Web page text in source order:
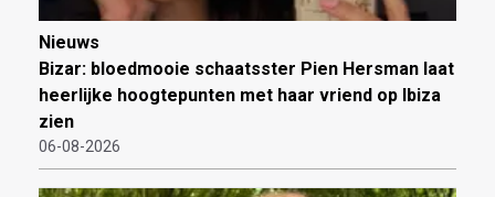
Nieuws
Bizar: bloedmooie schaatsster Pien Hersman laat
heerlijke hoogtepunten met haar vriend op Ibiza
zien
06-08-2026